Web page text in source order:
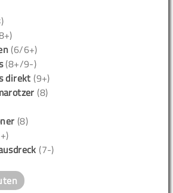
(6/6+)
(8+/9-)
direkt (9+)
(8)
(8)
(7-)